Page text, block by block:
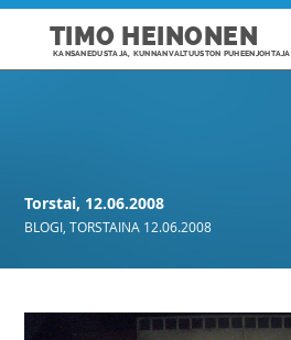
TIMO HEINONEN
KANSANEDUSTAJA, KUNNANVALTUUSTON PUHEENJOHTAJA
Torstai, 12.06.2008
BLOGI ,TORSTAINA 12.06.2008